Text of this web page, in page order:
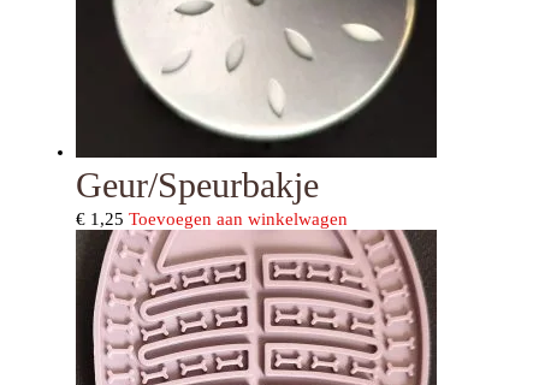
Geur/speurbakje
€ 1,25 Toevoegen aan winkelwagen